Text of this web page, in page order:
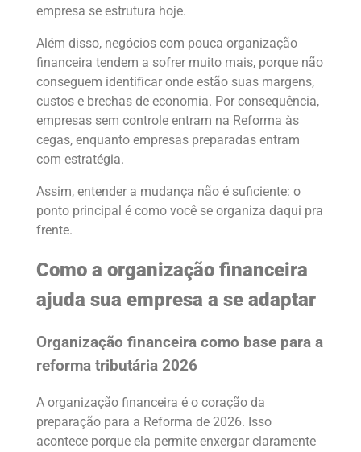
empresa se estrutura hoje.
Além disso, negócios com pouca organização
financeira tendem a sofrer muito mais, porque não
conseguem identificar onde estão suas margens,
custos e brechas de economia. Por consequência,
empresas sem controle entram na Reforma às
cegas, enquanto empresas preparadas entram
com estratégia.
Assim, entender a mudança não é suficiente: o
ponto principal é como você se organiza daqui pra
frente.
Como a organização financeira
ajuda sua empresa a se adaptar
Organização financeira como base para a
reforma tributária 2026
A organização financeira é o coração da
preparação para a Reforma de 2026. Isso
acontece porque ela permite enxergar claramente